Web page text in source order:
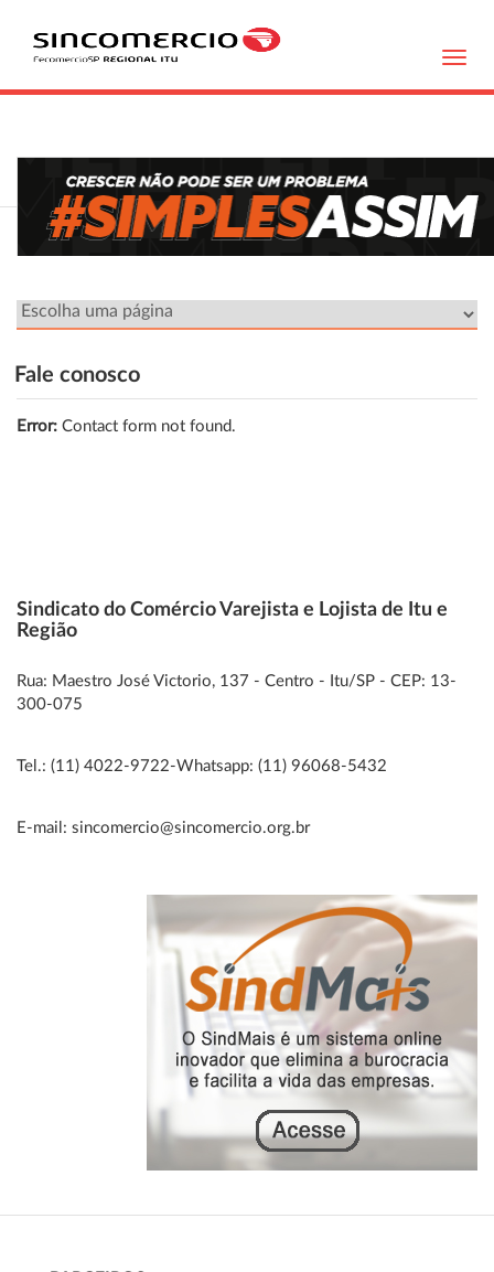
Fale conosco
Error: Contact form not found.
Sindicato do Comércio Varejista e Lojista de Itu e
Região
Rua: Maestro José Victorio, 137 - Centro - Itu/SP - CEP: 13-
300-075
Tel.: (11) 4022-9722-Whatsapp: (11) 96068-5432
E-mail: sincomercio@sincomercio.org.br